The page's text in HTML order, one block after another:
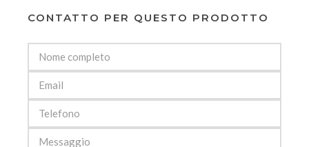
CONTATTO PER QUESTO PRODOTTO